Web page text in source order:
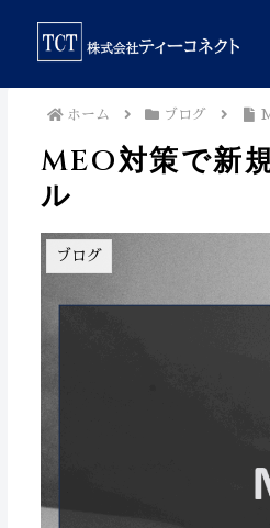
ホーム ブログ
MEO対策で新
ル
ブログ